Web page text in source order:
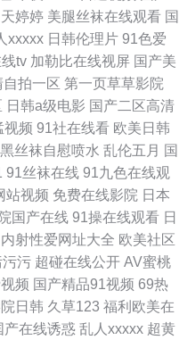
婷婷 美腿丝袜在线观看 国
xxxxx 日韩伦理片 91色爱
tv 加勒比在线视屏 国产美
自拍一区 第一页草草影院
日韩a级电影 国产二区高清
视频 91社在线看 欧美日韩
黑丝袜自慰喷水 乱伦五月 国
91丝袜在线 91九色在线观
站视频 免费在线影院 日本
国产在线 91操在线观看 日
内射性爱网址大全 欧美社区
污污 超碰在线公开 AV蜜桃
频 国产精品91视频 69热
日韩 久草123 福利欧美在
产在线诱惑 乱人xxxxx 超黄